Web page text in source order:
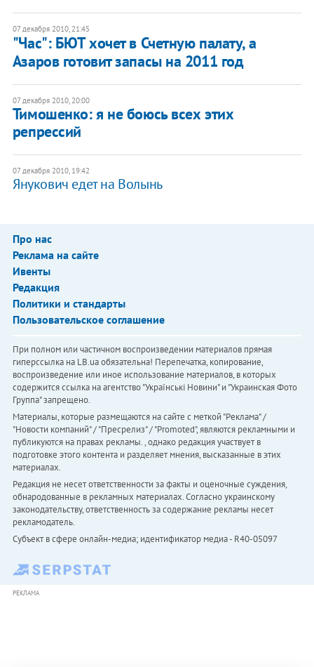
07 декабря 2010, 21:45
"Час": БЮТ хочет в Счетную палату, а
Азаров готовит запасы на 2011 год
07 декабря 2010, 20:00
Тимошенко: я не боюсь всех этих
репрессий
07 декабря 2010, 19:42
Янукович едет на Волынь
Про нас
Реклама на сайте
Ивенты
Редакция
Политики и стандарты
Пользовательское соглашение
При полном или частичном воспроизведении материалов прямая
гиперссылка на LB.ua обязательна! Перепечатка, копирование,
воспроизведение или иное использование материалов, в которых
содержится ссылка на агентство "Українськi Новини" и "Украинская Фото
Группа" запрещено.
Материалы, которые размещаются на сайте с меткой "Реклама" /
"Новости компаний" / "Пресрелиз" / "Promoted", являются рекламными и
публикуются на правах рекламы. , однако редакция участвует в
подготовке этого контента и разделяет мнения, высказанные в этих
материалах.
Редакция не несет ответственности за факты и оценочные суждения,
обнародованные в рекламных материалах. Согласно украинскому
законодательству, ответственность за содержание рекламы несет
рекламодатель.
Субъект в сфере онлайн-медиа; идентификатор медиа - R40-05097
РЕКЛАМА